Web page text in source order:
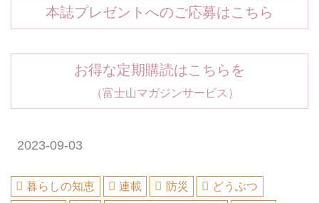
本誌プレゼントへのご応募はこちら
お得な定期購読はこちらを
（富士山マガジンサービス）
2023-09-03
暮らしの知恵 連載 防災
どうぶつ